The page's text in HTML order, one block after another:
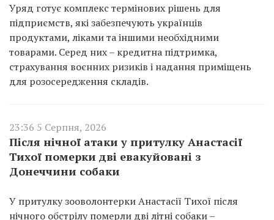
Уряд готує комплекс термінових рішень для
підприємств, які забезпечують українців
продуктами, ліками та іншими необхідними
товарами. Серед них – кредитна підтримка,
страхування воєнних ризиків і надання приміщень
для розосередження складів.
23:36 5 Серпня, 2026
Після нічної атаки у притулку Анастасії
Тихої померки дві евакуйовані з
Донеччини собаки
У притулку зооволонтерки Анастасії Тихої після
нічного обстрілу померли дві літні собаки –